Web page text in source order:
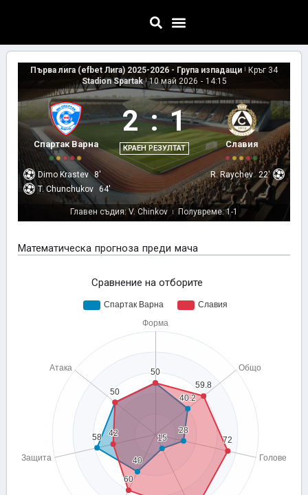
Първа лига (efbet Лига) 2025-2026 - Група изпадащи |
Кръг 34
Stadion Spartak | 10 май 2026 - 14:15
Спартак Варна
2 : 1
КРАЕН РЕЗУЛТАТ Славия
Dimo Krastev 8'
T. Chunchukov 64'
R. Raychev 22'
Главен съдия: V. Chinkov | Полувреме: 1-1
Математическа прогноза преди мача
Сравнение на отборите